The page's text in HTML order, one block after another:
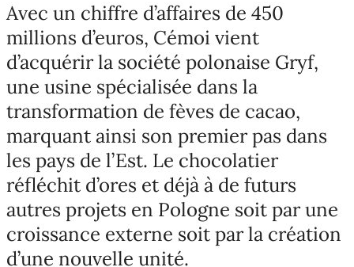
Avec un chiffre d’affaires de 450
millions d’euros, Cémoi vient
d’acquérir la société polonaise Gryf,
une usine spécialisée dans la
transformation de fèves de cacao,
marquant ainsi son premier pas dans
les pays de l’Est. Le chocolatier
réfléchit d’ores et déjà à de futurs
autres projets en Pologne soit par une
croissance externe soit par la création
d’une nouvelle unité.